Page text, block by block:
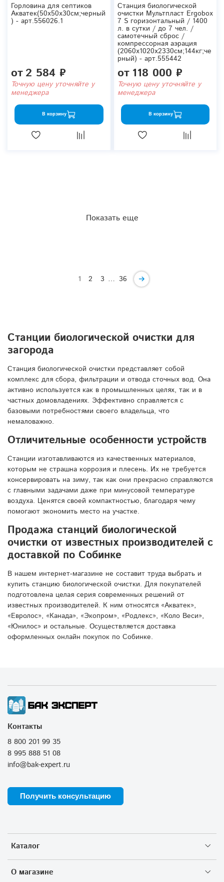
Горловина для септиков
Акватек(50x50x30см;черный
) - арт.556026.1
от2 584 ₽
Точную цену уточняйте у
менеджера
В корзину
Станция биологической
очистки Мультпласт Ergobox
7 S горизонтальный / 1400
л. в сутки / до 7 чел. /
самотечный сброс /
компрессорная аэрация
(2060x1020x2330см;144кг;че
рный) - арт.555442
от 118 000 ₽
Точную цену уточняйте у
менеджера
В корзину
Показать еще
1 2 3 … 36
Станции биологической очистки для
загорода
Станция биологической очистки представляет собой
комплекс для сбора, фильтрации и отвода сточных вод. Она
активно используется как в промышленных целях, так и в
частных домовладениях. Эффективно справляется с
базовыми потребностями своего владельца, что
немаловажно.
Отличительные особенности устройств
Станции изготавливаются из качественных материалов,
которым не страшна коррозия и плесень. Их не требуется
консервировать на зиму, так как они прекрасно справляются
с главными задачами даже при минусовой температуре
воздуха. Ценятся своей компактностью, благодаря чему
помогают экономить место на участке.
Продажа станций биологической
очистки от известных производителей с
доставкой по Собинке
В нашем интернет-магазине не составит труда выбрать и
купить станцию биологической очистки. Для покупателей
подготовлена целая серия современных решений от
известных производителей. К ним относятся «Акватек»,
«Евролос», «Канада», «Экопром», «Родлекс», «Коло Веси»,
«Юнилос» и остальные. Осуществляется доставка
оформленных онлайн покупок по Собинке.
Каталог
О магазине
Контакты
8 800 201 99 35
8 995 888 51 08
info@bak-expert.ru
Получить консультацию